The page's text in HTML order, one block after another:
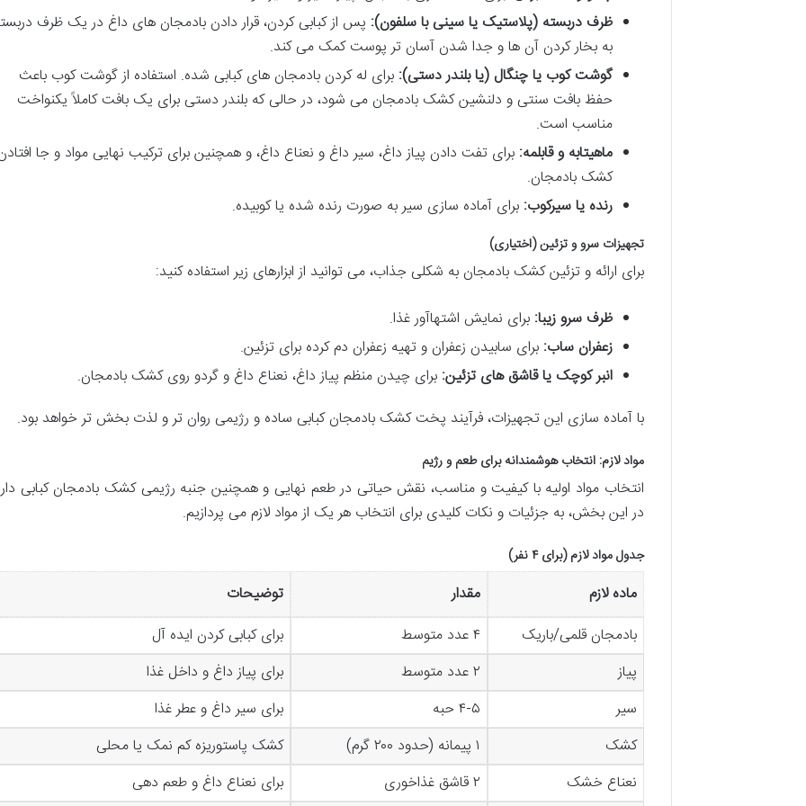
ظرف دربسته (پلاستیک یا سینی با سلفون): پس از کبابی کردن، قرار دادن بادمجان های داغ در یک ظرف
به بخار کردن آن ها و جدا شدن آسان تر پوست کمک می کند.
گوشت کوب یا چنگال (یا بلندر دستی): برای له کردن بادمجان های کبابی شده. استفاده از گوشت کوب باعث
حفظ بافت سنتی و دلنشین کشک بادمجان می شود، در حالی که بلندر دستی برای یک بافت کاملاً یکنواخت
مناسب است.
ماهیتابه و قابلمه: برای تفت دادن پیاز داغ، سیر داغ و نعناع داغ، و همچنین برای ترکیب نهایی مواد و جا
کشک بادمجان.
رنده یا سیرکوب: برای آماده سازی سیر به صورت رنده شده یا کوبیده.
تجهیزات سرو و تزئین (اختیاری)
برای ارائه و تزئین کشک بادمجان به شکلی جذاب، می توانید از ابزارهای زیر استفاده کنید:
ظرف سرو زیبا: برای نمایش اشتهاآور غذا.
زعفران ساب: برای سابیدن زعفران و تهیه زعفران دم کرده برای تزئین.
انبر کوچک یا قاشق های تزئین: برای چیدن منظم پیاز داغ، نعناع داغ و گردو روی کشک بادمجان.
با آماده سازی این تجهیزات، فرآیند پخت کشک بادمجان کبابی ساده و رژیمی روان تر و لذت بخش تر خواهد بود.
مواد لازم: انتخاب هوشمندانه برای طعم و رژیم
انتخاب مواد اولیه با کیفیت و مناسب، نقش حیاتی در طعم نهایی و همچنین جنبه رژیمی کشک بادمجان کبابی
در این بخش، به جزئیات و نکات کلیدی برای انتخاب هر یک از مواد لازم می پردازیم.
جدول مواد لازم (برای ۴ نفر)
ماده لازم مقدار
توضیحات
بادمجان قلمی/باریک
۴ عدد متوسط
برای کبابی کردن ایده آل
پیاز
۲ عدد متوسط
برای پیاز داغ و داخل غذا
سیر
۴-۵ حبه
برای سیر داغ و عطر غذا
کشک
۱ پیمانه (حدود ۲۰۰ گرم)
کشک پاستوریزه کم نمک یا محلی
نعناع خشک
۲ قاشق غذاخوری برای نعناع داغ و طعم دهی